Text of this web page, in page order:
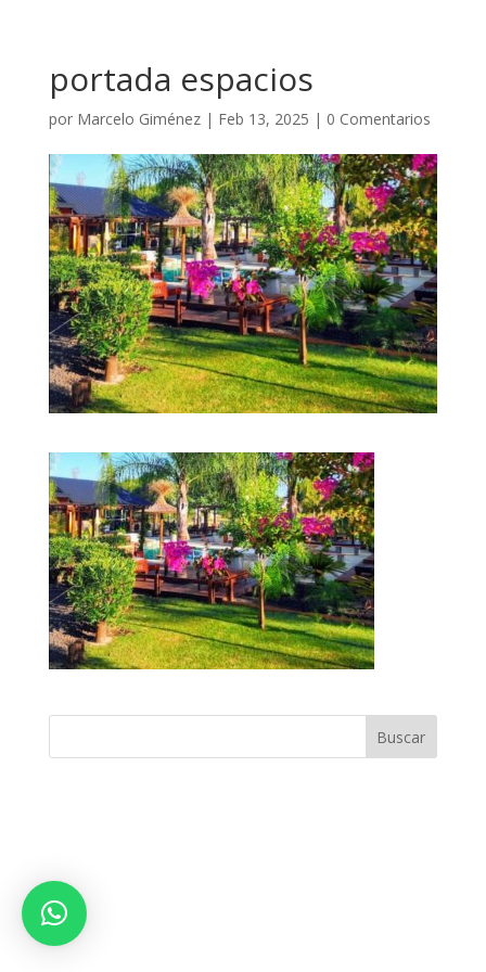
portada espacios
por Marcelo Giménez| Feb 13, 2025 | 0 Comentarios